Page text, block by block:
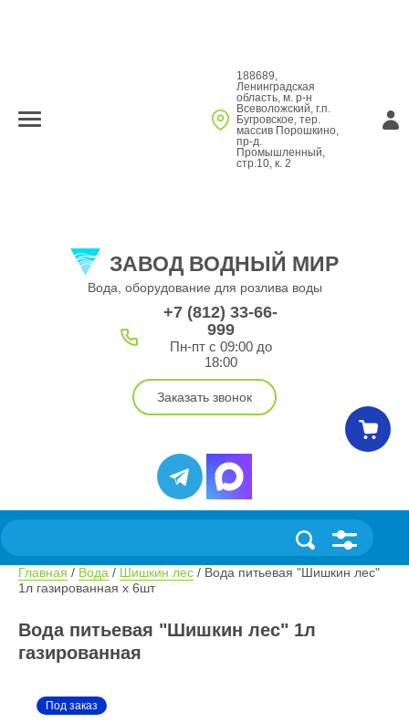
188689,
Ленинградская
область, м. р-н
Всеволожский, г.п.
Бугровское, тер.
массив Порошкино,
пр-д.
Промышленный,
стр.10, к. 2
ЗАВОД ВОДНЫЙ МИР
Вода, оборудование для розлива воды
+7 (812) 33-66-
999
Пн-пт с 09:00 до
18:00
Заказать звонок
Главная / Вода / Шишкин лес / Вода питьевая "Шишкин лес"
1л газированная х 6шт
Вода питьевая "Шишкин лес" 1л
газированная
Под заказ